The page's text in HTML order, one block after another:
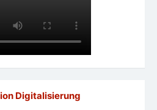
Digitalisierung